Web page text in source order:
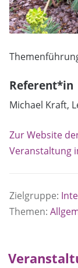
Referent*in
Michael Kraft,
Zur Website
Veranstaltung
Zielgruppe:
Themen: